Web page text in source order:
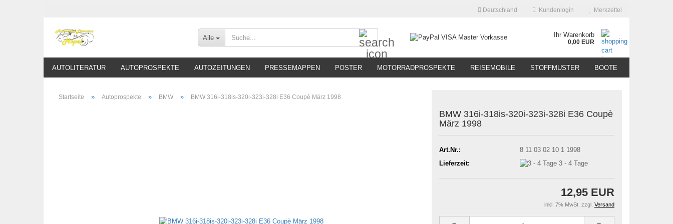
Deutschland Kundenlogin Merkzettel
Alle Ihr Warenkorb
0,00 EUR
AUTOLITERATUR AUTOPROSPEKTE AUTOZEITUNGEN PRESSEMAPPEN POSTER MOTORRADPROSPEKTE REISEMOBILE STOFFMUSTER BOOTE
Startseite » Autoprospekte » BMW » BMW 316i-318is-320i-323i-328i E36 Coupè März 1998
BMW 316i-318is-320i-323i-328i E36 Coupè
März 1998
Art.Nr.:
8 11 03 02 10 1 1998
Lieferzeit:
3 - 4 Tage
12,95 EUR
inkl. 7% MwSt. zzgl. Versand